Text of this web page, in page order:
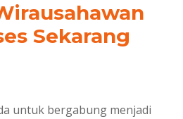
Sekarang
untuk bergabung menjadi